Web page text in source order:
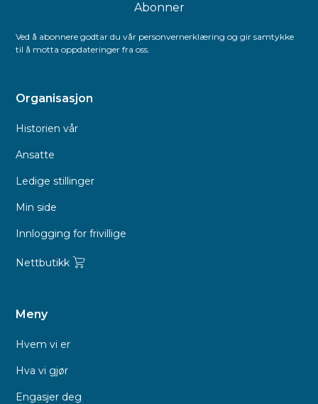
Ved å abonnere godtar du vår personvernerklæring og gir samtykke
til å motta oppdateringer fra oss.
Organisasjon
Historien vår
Ansatte
Ledige stillinger
Min side
Innlogging for frivillige
Nettbutikk
Meny
Hvem vi er
Hva vi gjør
Engasjer deg